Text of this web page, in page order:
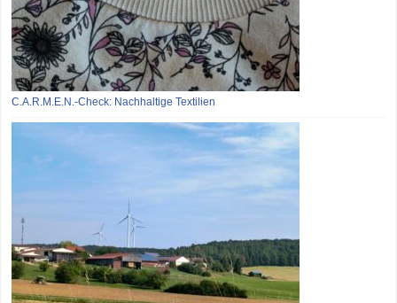
C.A.R.M.E.N.-Check: Nachhaltige Textilien